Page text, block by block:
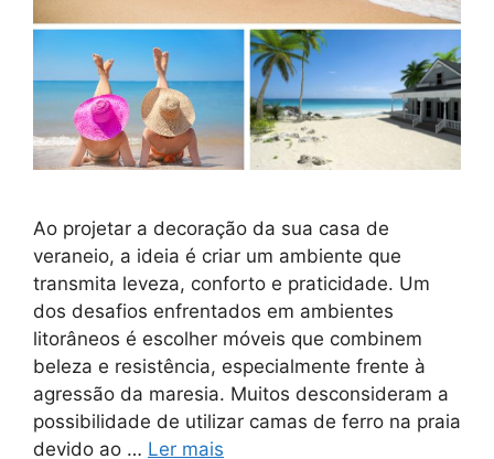
Ao projetar a decoração da sua casa de
veraneio, a ideia é criar um ambiente que
transmita leveza, conforto e praticidade. Um
dos desafios enfrentados em ambientes
litorâneos é escolher móveis que combinem
beleza e resistência, especialmente frente à
agressão da maresia. Muitos desconsideram a
possibilidade de utilizar camas de ferro na praia
devido ao … Ler mais